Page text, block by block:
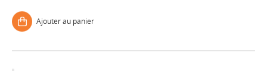
Ajouter au panier